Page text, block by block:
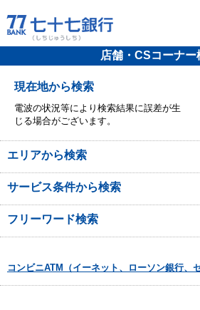
店舗・CSコーナー
現在地から検索
電波の状況等により検索結果に誤差が生
じる場合がございます。
エリアから検索
サービス条件から検索
フリーワード検索
コンビニATM（イーネット、ローソン銀行、